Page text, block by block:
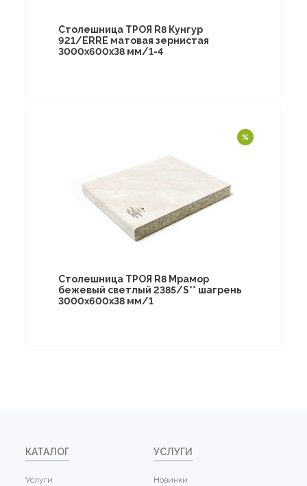
Столешница ТРОЯ R8 Кунгур
921/ERRE матовая зернистая
3000х600х38 мм/1-4
Столешница ТРОЯ R8 Мрамор
бежевый светлый 2385/S** шагрень
3000х600х38 мм/1
КАТАЛОГ
Услуги
УСЛУГИ
Новинки